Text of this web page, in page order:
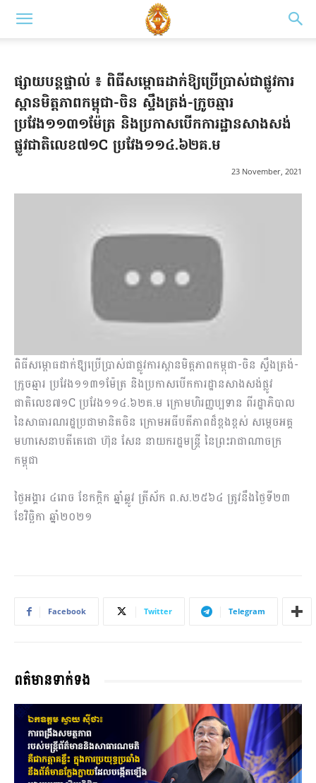
ផ្សាយបន្តផ្ទាល់ ៖ ពិធីសម្ពោធដាក់ឱ្យប្រើប្រាស់ជាផ្លូវការ
ស្ពានមិត្តភាពកម្ពុជា-ចិន ស្ទឹងត្រង់-ក្រូចឆ្មារ
ប្រវែង១១៣១ម៉ែត្រ និងប្រកាសបើកការដ្ឋានសាងសង់
ផ្លូវជាតិលេខ៧១C ប្រវែង១១៤.៦២គ.ម
23 November, 2021
ពិធីសម្ពោធដាក់ឱ្យប្រើប្រាស់ជាផ្លូវការស្ពានមិត្តភាពកម្ពុជា-ចិន ស្ទឹងត្រង់-
ក្រូចឆ្មារ ប្រវែង១១៣១ម៉ែត្រ និងប្រកាសបើកការដ្ឋានសាងសង់ផ្លូវ
ជាតិលេខ៧១C ប្រវែង១១៤.៦២គ.ម ក្រោមហិរញ្ញប្បទាន ពីរដ្ឋាភិបាល
នៃសាធារណរដ្ឋប្រជាមានិតចិន ក្រោមអធីបតីភាពដ៏ខ្ពងខ្ពស់ សម្តេចអគ្គ
មហាសេនាបតីតេជោ ហ៊ុន សែន នាយករដ្ឋមន្ត្រី នៃព្រះរាជាណាចក្រ
កម្ពុជា
ថ្ងៃអង្គារ ៤រោច ខែកក្តិក ឆ្នាំឆ្លូវ ត្រីស័ក ព.ស.២៥៦៤ ត្រូវនឹងថ្ងៃទី២៣
ខែវិច្ឆិកា ឆ្នាំ២០២១
Facebook Twitter Telegram
ពត៌មានទាក់ទង